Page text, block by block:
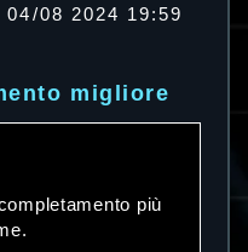
08 2024 19:59
migliore
più